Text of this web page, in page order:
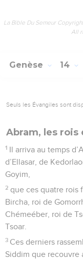
La Bible Du Semeur
All
Genèse 14
Seuls les Évangiles sont
Abram, les
1 Il arriva au temps
d’Ellasar, de
Goyim,
2 que ces quatre rois
Bircha, roi de
Chémeéber, roi de
Tsoar.
3 Ces derniers
Siddim que recouvre